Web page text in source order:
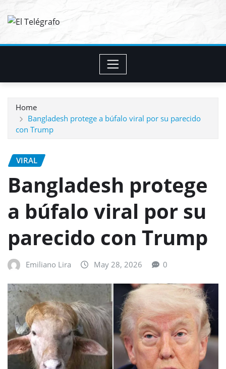
Home
Bangladesh protege a búfalo viral por su parecido
con Trump
VIRAL
Bangladesh protege
a búfalo viral por su
parecido con Trump
Emiliano Lira May 28, 2026 0